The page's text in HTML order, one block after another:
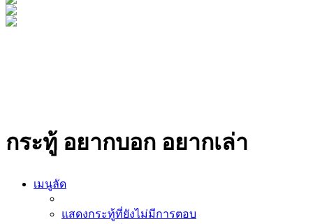
กระทู้ อยากบอก อยากเล่า
เมนูลัด
แสดงกระทู้ที่ยังไม่มีการตอบ